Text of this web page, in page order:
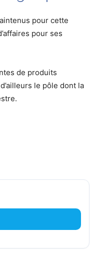
pour cette
pour ses
de produits
le pôle dont la